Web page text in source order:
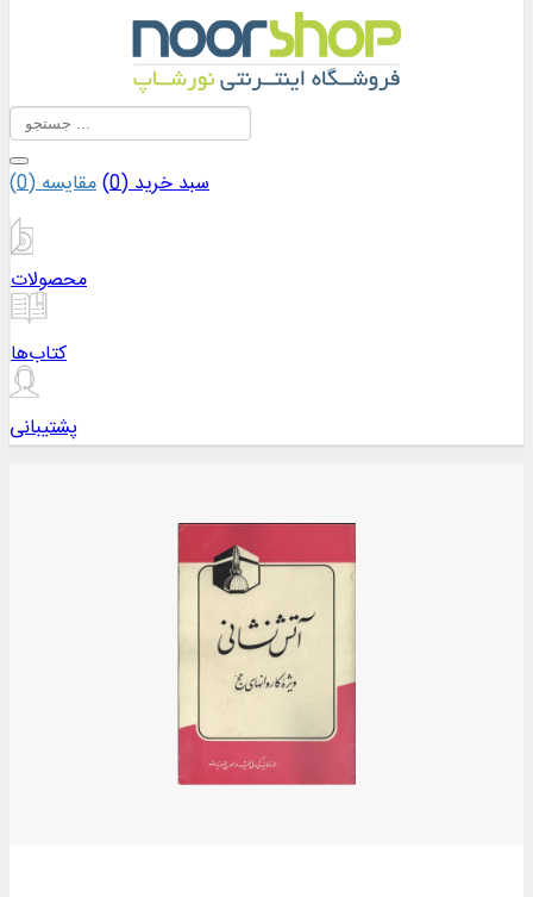
سبد خرید (0
)مقایسه (0
)
محصولات
کتاب‌ها
پشتیبانی